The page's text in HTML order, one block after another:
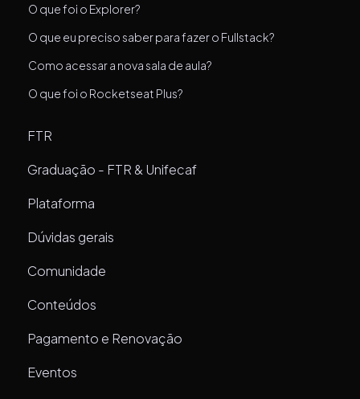
O que foi o Explorer?
O que eu preciso saber para fazer o Fullstack?
Como acessar a nova sala de aula?
O que foi o Rocketseat Plus?
FTR
Graduação - FTR & Unifecaf
Plataforma
Dúvidas gerais
Comunidade
Conteúdos
Pagamento e Renovação
Eventos